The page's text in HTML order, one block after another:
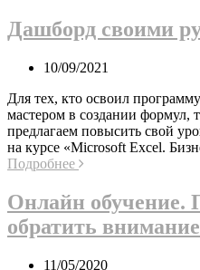
Дашборд своими
10/09/2021
Для тех, кто освоил
мастером в создании формул,
предлагаем повысить свой
на курсе «Microsoft Excel.
Подробнее
Онлайн обучение.
обратить
11/05/2020